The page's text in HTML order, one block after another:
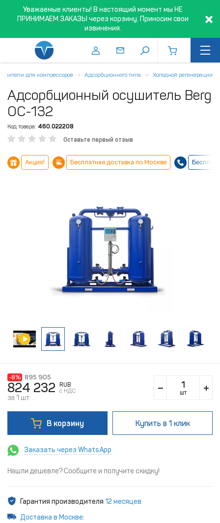
Уважаемые клиенты! В настоящий момент мы НЕ
ПРИНИМАЕМ ЗАКАЗЫ через корзину. Приносим свои
извинения.
для компрессоров Адсорбционного типа Холодной регенерации
Адсорбционный осушитель Berg
ОС-132
Код товара: 460.022208
Оставьте первый отзыв
Акция! Бесплатная доставка по Москве
-8% 895 905
824 232
RUB
c НДС
за 1 шт.
шт
В корзину Купить в 1 клик
Заказать через WhatsApp
Нашли дешевле? Сообщите и получите скидку!
Гарантия производителя 12 месяцев
Доставка в Москве: